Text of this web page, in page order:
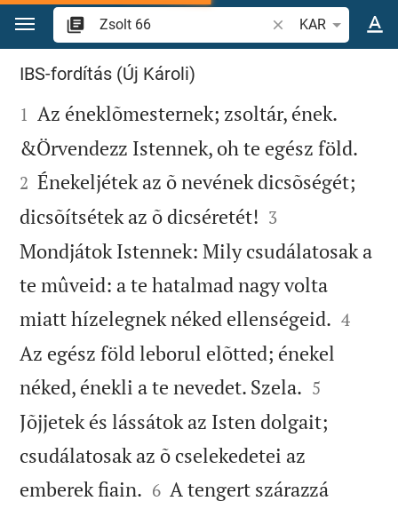
Ugrás a tartalomra
Igevers vagy szó
KAR
Zsolt 66
IBS-fordítás (Új Károli)

1 Az éneklõmesternek; zsoltár, ének.
&Örvendezz Istennek, oh te egész föld.
2 Énekeljétek az õ nevének dicsõségét;
dicsõítsétek az õ dicséretét! 

3
Mondjátok Istennek: Mily csudálatosak a
te mûveid: a te hatalmad nagy volta
miatt hízelegnek néked ellenségeid. 

4
Az egész föld leborul elõtted; énekel
néked, énekli a te nevedet. Szela. 

5
Jõjjetek és lássátok az Isten dolgait;
csudálatosak az õ cselekedetei az
emberek fiain. 

6 A tengert szárazzá